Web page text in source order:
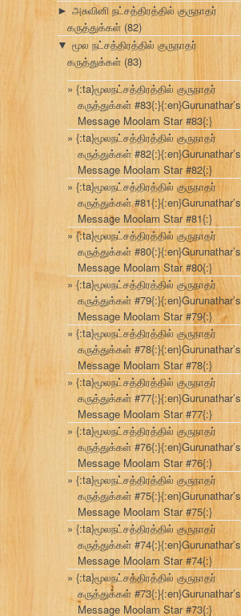
► அசுவினி நட்சத்திரத்தில் குருநாதர்
கருத்துக்கள் (82)
▼ மூல நட்சத்திரத்தில் குருநாதர்
கருத்துக்கள் (83)
{:ta}மூலநட்சத்திரத்தில் குருநாதர்
கருத்துக்கள் #83{:}{:en}Gurunathar’s
Message Moolam Star #83{:}
{:ta}மூலநட்சத்திரத்தில் குருநாதர்
கருத்துக்கள் #82{:}{:en}Gurunathar’s
Message Moolam Star #82{:}
{:ta}மூலநட்சத்திரத்தில் குருநாதர்
கருத்துக்கள் #81{:}{:en}Gurunathar’s
Message Moolam Star #81{:}
{:ta}மூலநட்சத்திரத்தில் குருநாதர்
கருத்துக்கள் #80{:}{:en}Gurunathar’s
Message Moolam Star #80{:}
{:ta}மூலநட்சத்திரத்தில் குருநாதர்
கருத்துக்கள் #79{:}{:en}Gurunathar’s
Message Moolam Star #79{:}
{:ta}மூலநட்சத்திரத்தில் குருநாதர்
கருத்துக்கள் #78{:}{:en}Gurunathar’s
Message Moolam Star #78{:}
{:ta}மூலநட்சத்திரத்தில் குருநாதர்
கருத்துக்கள் #77{:}{:en}Gurunathar’s
Message Moolam Star #77{:}
{:ta}மூலநட்சத்திரத்தில் குருநாதர்
கருத்துக்கள் #76{:}{:en}Gurunathar’s
Message Moolam Star #76{:}
{:ta}மூலநட்சத்திரத்தில் குருநாதர்
கருத்துக்கள் #75{:}{:en}Gurunathar’s
Message Moolam Star #75{:}
{:ta}மூலநட்சத்திரத்தில் குருநாதர்
கருத்துக்கள் #74{:}{:en}Gurunathar’s
Message Moolam Star #74{:}
{:ta}மூலநட்சத்திரத்தில் குருநாதர்
கருத்துக்கள் #73{:}{:en}Gurunathar’s
Message Moolam Star #73{:}